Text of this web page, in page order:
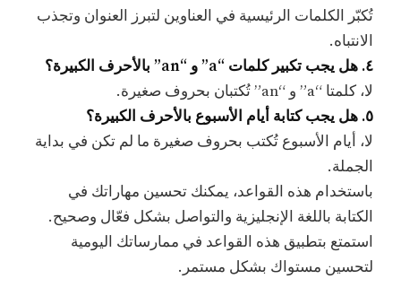
تُكبّر الكلمات الرئيسية في العناوين لتبرز العنوان وتجذب
الانتباه.
٤. هل يجب تكبير كلمات “a” و “an” بالأحرف الكبيرة؟
لا، كلمتا “a” و “an” تُكتبان بحروف صغيرة.
٥. هل يجب كتابة أيام الأسبوع بالأحرف الكبيرة؟
لا، أيام الأسبوع تُكتب بحروف صغيرة ما لم تكن في بداية
الجملة.
باستخدام هذه القواعد، يمكنك تحسين مهاراتك في
الكتابة باللغة الإنجليزية والتواصل بشكل فعّال وصحيح.
استمتع بتطبيق هذه القواعد في ممارساتك اليومية
لتحسين مستواك بشكل مستمر.